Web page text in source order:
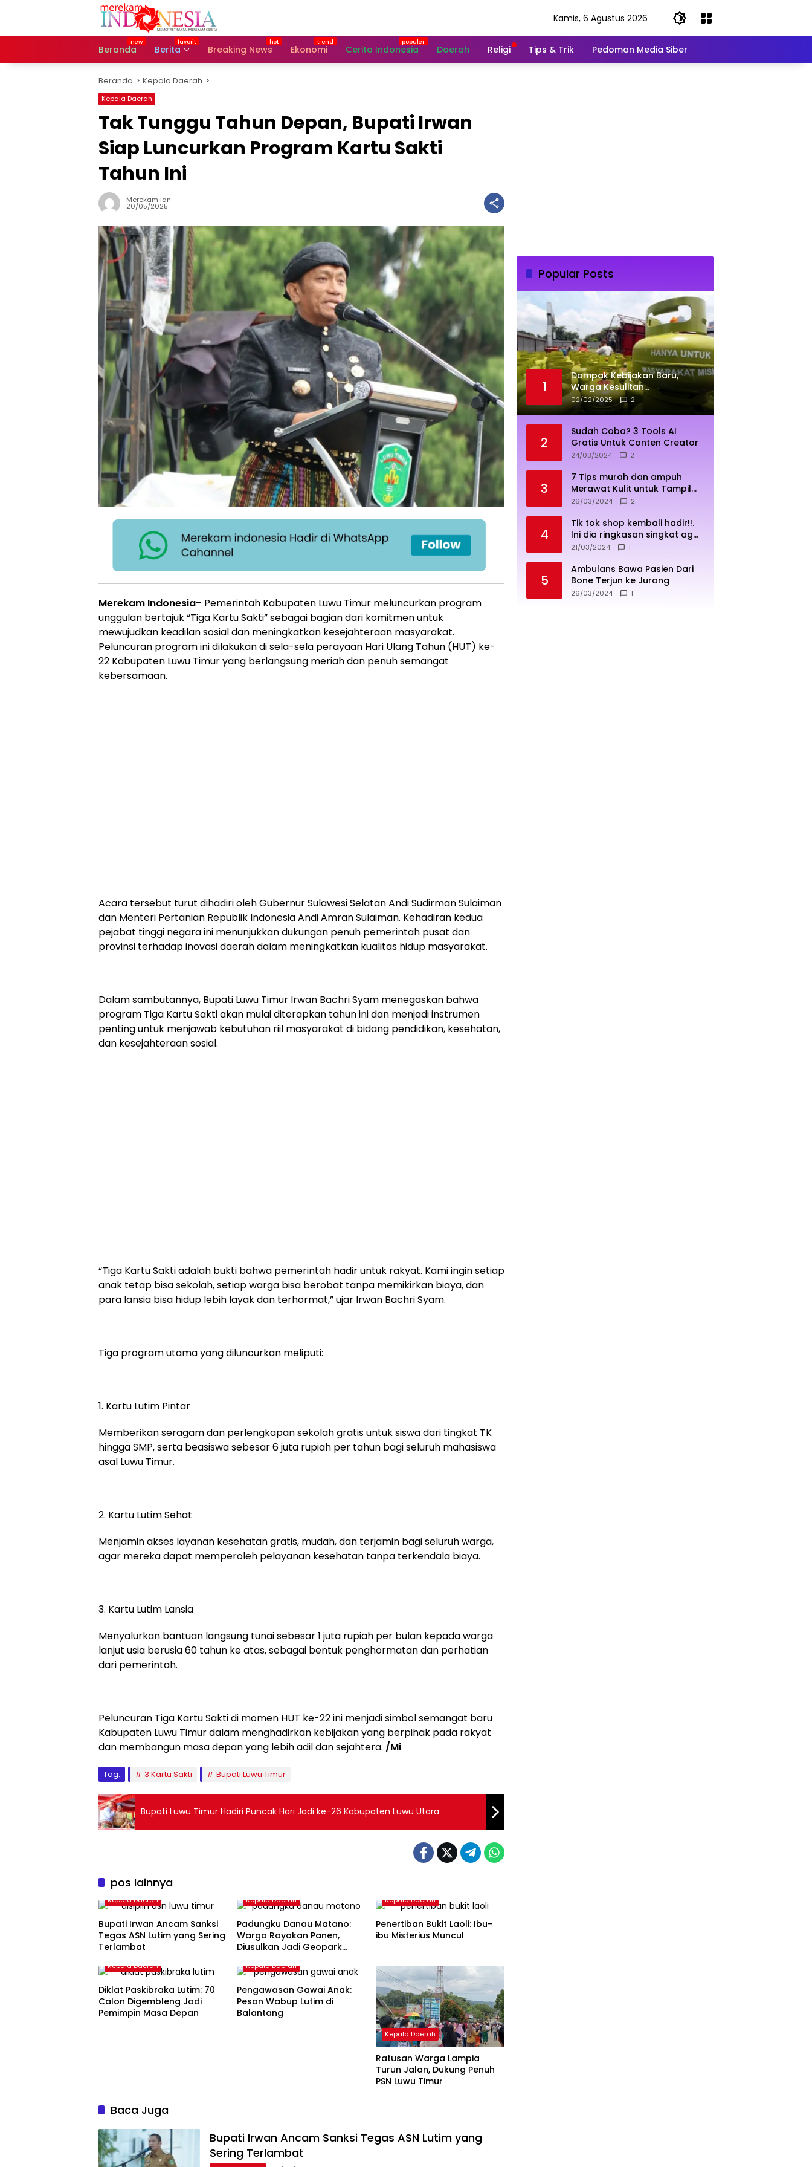
Kamis, 6 Agustus 2026
Beranda Berita Breaking News Ekonomi Cerita Indonesia Daerah Religi Tips & Trik Pedoman Media Siber
Beranda Kepala Daerah
Kepala Daerah
Tak Tunggu Tahun Depan, Bupati Irwan
Siap Luncurkan Program Kartu Sakti
Tahun Ini
Merekam Idn
20/05/2025
Merekam Indonesia– Pemerintah Kabupaten Luwu Timur meluncurkan program
unggulan bertajuk “Tiga Kartu Sakti” sebagai bagian dari komitmen untuk
mewujudkan keadilan sosial dan meningkatkan kesejahteraan masyarakat.
Peluncuran program ini dilakukan di sela-sela perayaan Hari Ulang Tahun (HUT) ke-
22 Kabupaten Luwu Timur yang berlangsung meriah dan penuh semangat
kebersamaan.
Acara tersebut turut dihadiri oleh Gubernur Sulawesi Selatan Andi Sudirman Sulaiman
dan Menteri Pertanian Republik Indonesia Andi Amran Sulaiman. Kehadiran kedua
pejabat tinggi negara ini menunjukkan dukungan penuh pemerintah pusat dan
provinsi terhadap inovasi daerah dalam meningkatkan kualitas hidup masyarakat.
Dalam sambutannya, Bupati Luwu Timur Irwan Bachri Syam menegaskan bahwa
program Tiga Kartu Sakti akan mulai diterapkan tahun ini dan menjadi instrumen
penting untuk menjawab kebutuhan riil masyarakat di bidang pendidikan, kesehatan,
dan kesejahteraan sosial.
“Tiga Kartu Sakti adalah bukti bahwa pemerintah hadir untuk rakyat. Kami ingin setiap
anak tetap bisa sekolah, setiap warga bisa berobat tanpa memikirkan biaya, dan
para lansia bisa hidup lebih layak dan terhormat,” ujar Irwan Bachri Syam.
Tiga program utama yang diluncurkan meliputi:
1. Kartu Lutim Pintar
Memberikan seragam dan perlengkapan sekolah gratis untuk siswa dari tingkat TK
hingga SMP, serta beasiswa sebesar 6 juta rupiah per tahun bagi seluruh mahasiswa
asal Luwu Timur.
2. Kartu Lutim Sehat
Menjamin akses layanan kesehatan gratis, mudah, dan terjamin bagi seluruh warga,
agar mereka dapat memperoleh pelayanan kesehatan tanpa terkendala biaya.
3. Kartu Lutim Lansia
Menyalurkan bantuan langsung tunai sebesar 1 juta rupiah per bulan kepada warga
lanjut usia berusia 60 tahun ke atas, sebagai bentuk penghormatan dan perhatian
dari pemerintah.
Peluncuran Tiga Kartu Sakti di momen HUT ke-22 ini menjadi simbol semangat baru
Kabupaten Luwu Timur dalam menghadirkan kebijakan yang berpihak pada rakyat
dan membangun masa depan yang lebih adil dan sejahtera. /Mi
Tag: 3 Kartu Sakti Bupati Luwu Timur
Bupati Luwu Timur Hadiri Puncak Hari Jadi ke-26 Kabupaten Luwu Utara
pos lainnya
Kepala Daerah
Bupati Irwan Ancam Sanksi
Tegas ASN Lutim yang Sering
Terlambat
Kepala Daerah
Padungku Danau Matano:
Warga Rayakan Panen,
Diusulkan Jadi Geopark
Kepala Daerah
Penertiban Bukit Laoli: Ibu-
ibu Misterius Muncul
Kepala Daerah
Diklat Paskibraka Lutim: 70
Calon Digembleng Jadi
Pemimpin Masa Depan
Kepala Daerah
Pengawasan Gawai Anak:
Pesan Wabup Lutim di
Balantang
Kepala Daerah
Ratusan Warga Lampia
Turun Jalan, Dukung Penuh
PSN Luwu Timur
Baca Juga
Bupati Irwan Ancam Sanksi Tegas ASN Lutim yang
Sering Terlambat
Popular Posts
1
Dampak Kebijakan Baru,
Warga Kesulitan
Mendapatkan Elpiji 3 Kg
02/02/2025 2
2
Sudah Coba? 3 Tools AI
Gratis Untuk Conten Creator
24/03/2024 2
3
7 Tips murah dan ampuh
Merawat Kulit untuk Tampil
Sehat dan Cerah
26/03/2024 2
4
Tik tok shop kembali hadir!!.
Ini dia ringkasan singkat agar
penjualan lebih sukses
21/03/2024 1
5
Ambulans Bawa Pasien Dari
Bone Terjun ke Jurang
26/03/2024 1